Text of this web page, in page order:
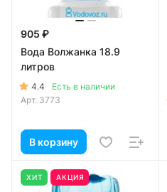
905 ₽
Вода Волжанка 18.9
литров
4.4
Есть в наличии
Арт. 3773
В корзину
ХИТ АКЦИЯ